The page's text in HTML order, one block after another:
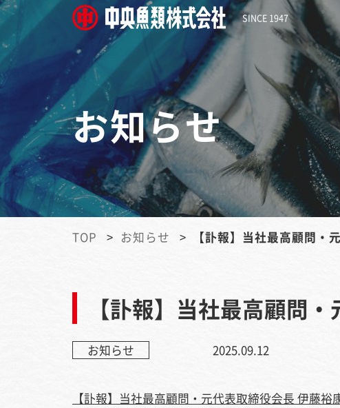
SINCE 1947
お知らせ
TOP お知らせ 【訃報】当社最高顧問・
【訃報】当社最高顧問
お知らせ 2025.09.12
【訃報】当社最高顧問・元代表取締役会長 伊藤